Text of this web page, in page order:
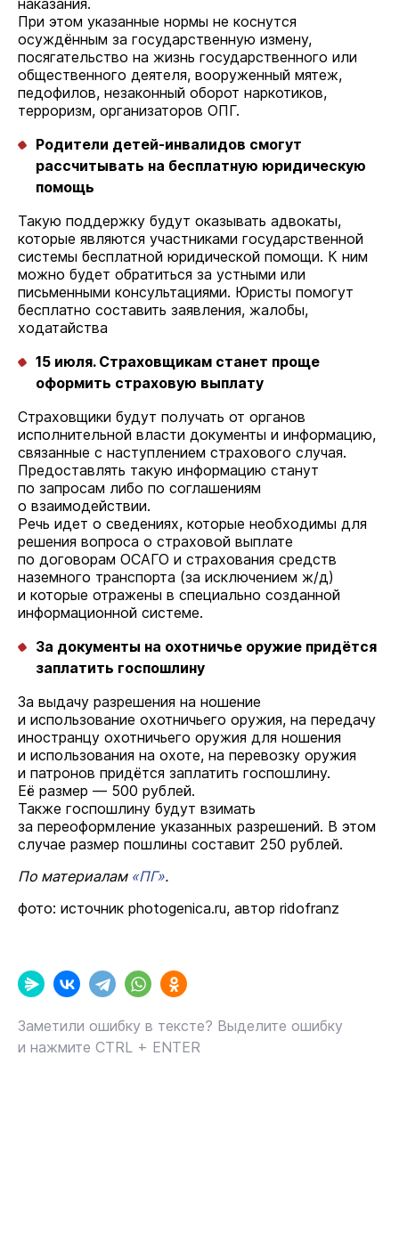
наказания.
При этом указанные нормы не коснутся
осуждённым за государственную измену,
посягательство на жизнь государственного или
общественного деятеля, вооруженный мятеж,
педофилов, незаконный оборот наркотиков,
терроризм, организаторов ОПГ.
Родители детей-инвалидов смогут
рассчитывать на бесплатную юридическую
помощь
Такую поддержку будут оказывать адвокаты,
которые являются участниками государственной
системы бесплатной юридической помощи. К ним
можно будет обратиться за устными или
письменными консультациями. Юристы помогут
бесплатно составить заявления, жалобы,
ходатайства
15 июля. Страховщикам станет проще
оформить страховую выплату
Страховщики будут получать от органов
исполнительной власти документы и информацию,
связанные с наступлением страхового случая.
Предоставлять такую информацию станут
по запросам либо по соглашениям
о взаимодействии.
Речь идет о сведениях, которые необходимы для
решения вопроса о страховой выплате
по договорам ОСАГО и страхования средств
наземного транспорта (за исключением ж/д)
и которые отражены в специально созданной
информационной системе.
За документы на охотничье оружие придётся
заплатить госпошлину
За выдачу разрешения на ношение
и использование охотничьего оружия, на передачу
иностранцу охотничьего оружия для ношения
и использования на охоте, на перевозку оружия
и патронов придётся заплатить госпошлину.
Её размер — 500 рублей.
Также госпошлину будут взимать
за переоформление указанных разрешений. В этом
случае размер пошлины составит 250 рублей.
По материалам «ПГ».
фото: источник photogenica.ru, автор ridofranz
Заметили ошибку в тексте? Выделите ошибку
и нажмите CTRL + ENTER